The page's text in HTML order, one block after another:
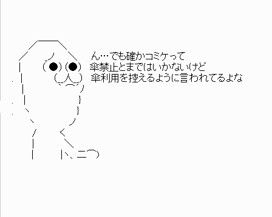
／￣￣＼
／ _ノ ＼ ん…でも確かコミケって
| （ ●）（●） 傘禁止とまではいかないけど
. | （__人__） 傘利用を控えるように言われてるよな
| ｀ ⌒´ﾉ
. | }
. ヽ }
ヽ ノ
/ く
| ＼
| |ヽ、二⌒)